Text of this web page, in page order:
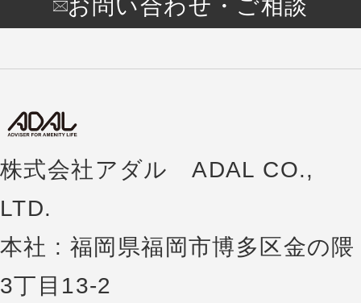
お問い合わせ・ご相談
株式会社アダル ADAL CO.,
LTD.
本社 : 福岡県福岡市博多区金の隈
3丁目13-2